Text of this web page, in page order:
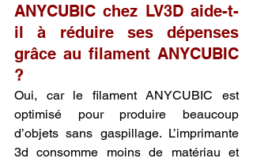
ANYCUBIC chez LV3D aide-t-
il à réduire ses dépenses
grâce au filament ANYCUBIC
?
Oui, car le filament ANYCUBIC est
optimisé pour produire beaucoup
d’objets sans gaspillage. L’imprimante
3d consomme moins de matériau et